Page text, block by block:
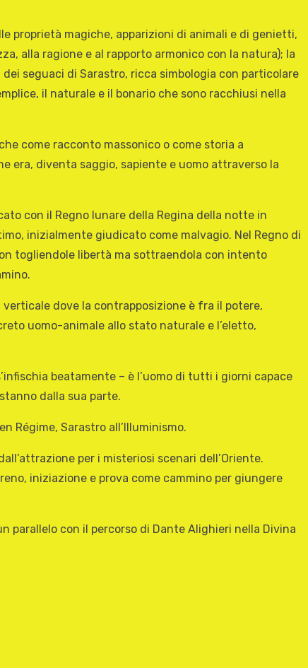
proprietà magiche, apparizioni di animali e di genietti,
alla ragione e al rapporto armonico con la natura); la
seguaci di Sarastro, ricca simbologia con particolare
il naturale e il bonario che sono racchiusi nella
come racconto massonico o come storia a
era, diventa saggio, sapiente e uomo attraverso la
con il Regno lunare della Regina della notte in
inizialmente giudicato come malvagio. Nel Regno di
togliendole libertà ma sottraendola con intento
dove la contrapposizione è fra il potere,
uomo-animale allo stato naturale e l’eletto,
beatamente – è l’uomo di tutti i giorni capace
dalla sua parte.
Régime, Sarastro all’Illuminismo.
per i misteriosi scenari dell’Oriente.
iniziazione e prova come cammino per giungere
con il percorso di Dante Alighieri nella Divina